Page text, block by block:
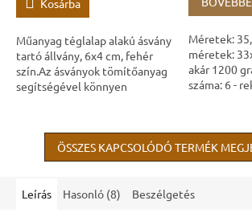
Kosárba
Műanyag téglalap alakú ásvány
tartó állvány, 6x4 cm, fehér
szín.Az ásványok tömítőanyag
segítségével könnyen
könnyen...
Méretek:
méretek:
akár 1200
száma: 6 -
száma: 18 -...
ÖSSZES KAPCSOLÓDÓ TERMÉK
Leírás Hasonló (8) Beszélgetés